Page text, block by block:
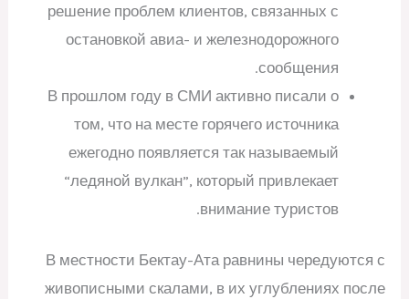
решение проблем клиентов, связанных с
остановкой авиа- и железнодорожного
сообщения.
В прошлом году в СМИ активно писали о
том, что на месте горячего источника
ежегодно появляется так называемый
“ледяной вулкан”, который привлекает
внимание туристов.
В местности Бектау-Ата равнины чередуются с
живописными скалами, в их углублениях после